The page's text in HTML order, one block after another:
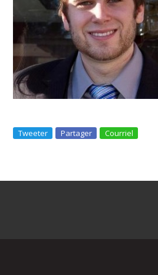
Tweeter Partager Courriel